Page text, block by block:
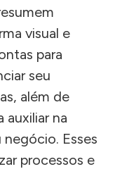
visual e
para
seu
além de
na
Esses
processos e